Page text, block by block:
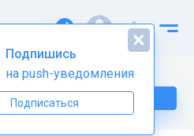
по Python тут
Подпишись
на push-уведомления
Подписаться